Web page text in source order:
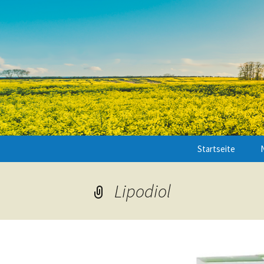
Startseite
Lipodiol